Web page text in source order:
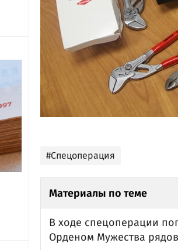
#Спецоперация
Материалы по теме
В ходе спецоперации
Орденом Мужества